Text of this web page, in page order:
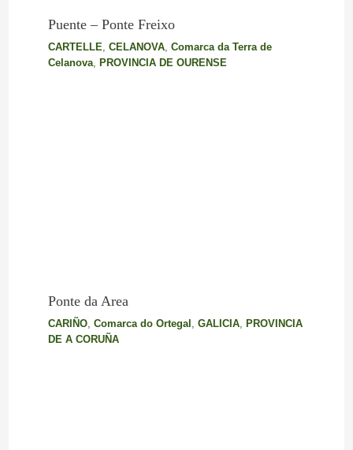
Puente – Ponte Freixo
CARTELLE, CELANOVA, Comarca da Terra de
Celanova, PROVINCIA DE OURENSE
Ponte da Area
CARIÑO, Comarca do Ortegal GALICIA,
PROVINCIA
DE A CORUÑA